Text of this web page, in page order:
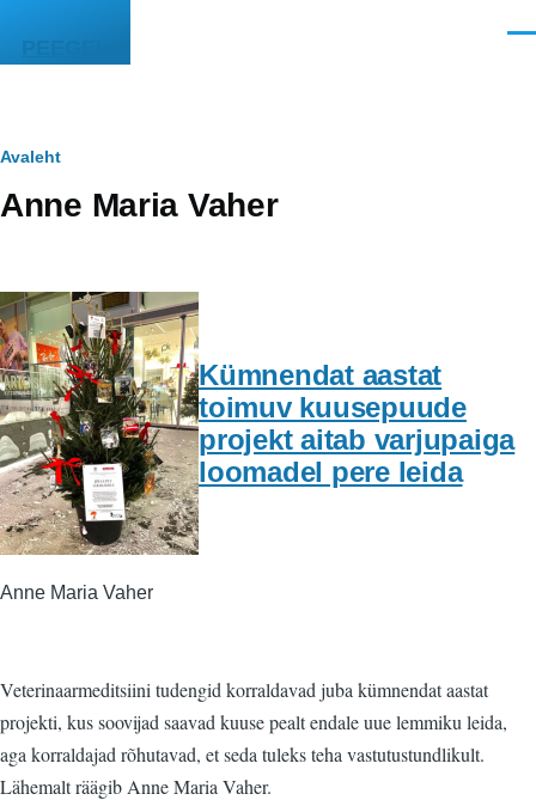
PEEGEL
Leivapuru
Avaleht
Anne Maria Vaher
Kümnendat aastat
toimuv kuusepuude
projekt aitab varjupaiga
loomadel pere leida
Anne Maria Vaher
Veterinaarmeditsiini tudengid korraldavad juba kümnendat aastat
projekti, kus soovijad saavad kuuse pealt endale uue lemmiku leida,
aga korraldajad rõhutavad, et seda tuleks teha vastutustundlikult.
Lähemalt räägib Anne Maria Vaher.